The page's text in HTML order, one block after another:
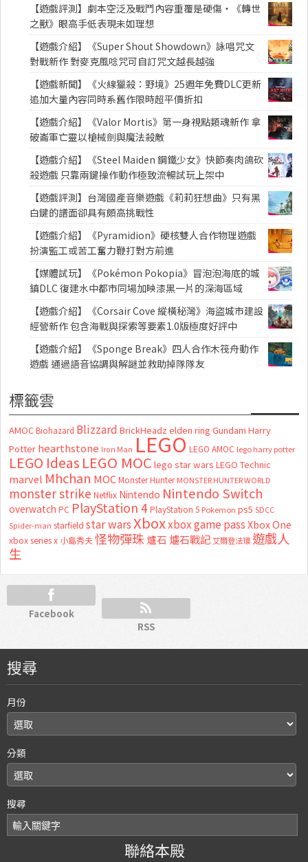
【遊戲評測】劇本空泛及戰鬥內容重覆是硬傷・《轉世
之獸》眼高手低表現未如理想
【遊戲介紹】《Super Shout Showdown》詠唱咒文
對戰新作 對麥克風唸咒可自訂咒文越長越強
【遊戲新聞】《火線獵殺：野境》25週年免費DLC更新
追加大量內容同時系舊作限時超平價折扣
【遊戲介紹】《Valor Mortis》第一身視點類魂新作 拿
破崙軍亡靈以槍械劍與魔法殺敵
【遊戲介紹】《Steel Maiden 鋼鐵少女》快節奏肉鴿砍
殺遊戲 只靠兩鍵操作動作極致流暢試玩上架中
【遊戲評測】台灣國產音樂遊戲《莉莉狂想曲》只有黑
白鍵的譜面卻具有頗高挑戰性
【遊戲介紹】《Pyramidion》硬核雙人合作物理遊戲
扮演監工或苦工奮力鞭打對方前進
【媒體試玩】《Pokémon Pokopia》冒泡泡海底的城
鎮DLC 復建水中都市同場加映漆黑一片的深海區域
【遊戲介紹】《Corsair Cove 縱橫秘灣》海盜城市建設
經營新作 包含海戰與探索等要素1.0版極度好評中
【遊戲介紹】《Sponge Break》四人合作木筏舟動作
遊戲 通過語音協調與解謎並救助掉隊隊友
標籤雲
AMOC Biohazard Blizzard BrickHeadz elden ring Gundam Harry
Potter hearthstone Iron Man LEGO LEGO AMOC lego harry potter
LEGO Ideas LEGO MOC lego star wars LEGO Technic
marvel Mhchan MOC Monster Hunter MONSTER HUNTER WORLD
monster strike Netflix Nintendo Nintendo Switch
overwatch PC PlayStation 4 PlayStation 5 Pokemon ps5 SDCC
Spider-man starfield star wars Xboxxbox game passXbox One
xbox series x 小島秀夫怪物彈珠 爐石 爐石戰記艾爾登法環 遊戲人
生
Facebook
RSS
搜尋
月份
分類
搜尋
聯絡本殿